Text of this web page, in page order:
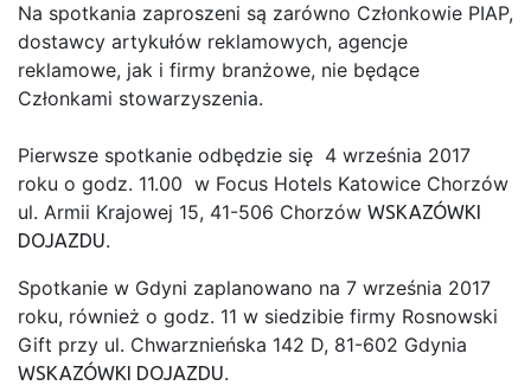
Na spotkania zaproszeni są zarówno Członkowie PIAP,
dostawcy artykułów reklamowych, agencje
reklamowe, jak i firmy branżowe, nie będące
Członkami stowarzyszenia.
Pierwsze spotkanie odbędzie się 4 września 2017
roku o godz. 11.00 w Focus Hotels Katowice Chorzów
ul. Armii Krajowej 15, 41-506 Chorzów WSKAZÓWKI
DOJAZDU.
Spotkanie w Gdyni zaplanowano na 7 września 2017
roku, również o godz. 11 w siedzibie firmy Rosnowski
Gift przy ul. Chwarznieńska 142 D, 81-602 Gdynia
WSKAZÓWKI DOJAZDU.